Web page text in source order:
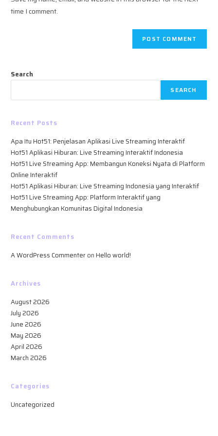
(optional)
time I comment.
Search
SEARCH
Recent Posts
Apa Itu Hot51: Penjelasan Aplikasi Live Streaming Interaktif
Hot51 Aplikasi Hiburan: Live Streaming Interaktif Indonesia
Hot51 Live Streaming App: Membangun Koneksi Nyata di Platform
Online Interaktif
Hot51 Aplikasi Hiburan: Live Streaming Indonesia yang Interaktif
Hot51 Live Streaming App: Platform Interaktif yang
Menghubungkan Komunitas Digital Indonesia
Recent Comments
A WordPress Commenteron Hello world!
Archives
August 2026
July 2026
June 2026
May 2026
April 2026
March 2026
Categories
Uncategorized